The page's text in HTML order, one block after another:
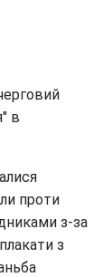
в
проти
з-за
з